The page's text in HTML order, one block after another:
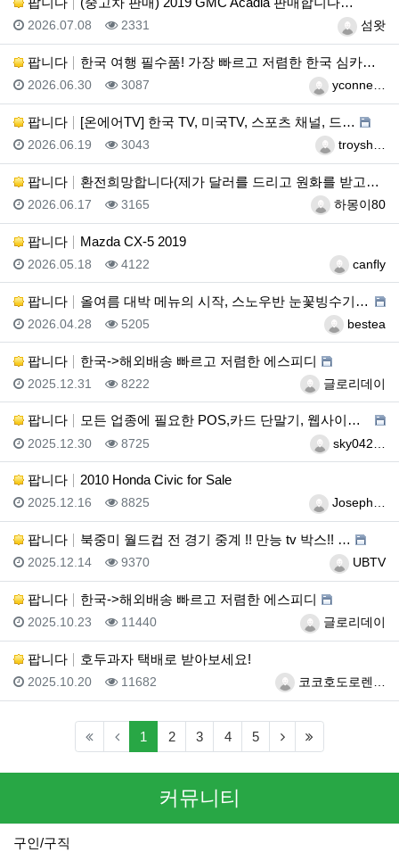
등록자섬왓
등록일
2026.07.08 조회
2331
팝니다 한국 여행 필수품! 가장 빠르고 저렴한 한국 심카드(e…
등록자yconne…
등록일
2026.06.30 조회
3087
팝니다 [온에어TV] 한국 TV, 미국TV, 스포츠 채널, 드…
등록자troysh…
등록일
2026.06.19 조회
3043
팝니다 환전희망합니다(제가 달러를 드리고 원화를 받고싶습니다)
등록자하몽이80
등록일
2026.06.17 조회
3165
팝니다 Mazda CX-5 2019
등록자canfly
등록일
2026.05.18 조회
4122
팝니다 올여름 대박 메뉴의 시작, 스노우반 눈꽃빙수기 판매합니…
등록자bestea
등록일
2026.04.28 조회
5205
팝니다 한국->해외배송 빠르고 저렴한 에스피디
등록자글로리데이
등록일
2025.12.31 조회
8222
팝니다 모든 업종에 필요한 POS,카드 단말기, 웹사이트 제작…
등록자sky042…
등록일
2025.12.30 조회
8725
팝니다 2010 Honda Civic for Sale
등록자Joseph…
등록일
2025.12.16 조회
8825
팝니다 북중미 월드컵 전 경기 중계 !! 만능 tv 박스!! …
등록자UBTV
등록일
2025.12.14 조회
9370
팝니다 한국->해외배송 빠르고 저렴한 에스피디
등록자글로리데이
등록일
2025.10.23 조회
11440
팝니다 호두과자 택배로 받아보세요!
등록자코코호도로렌…
등록일
2025.10.20 조회
11682
1 (current)
2 3 4 5 (next)
커뮤니티
구인/구직